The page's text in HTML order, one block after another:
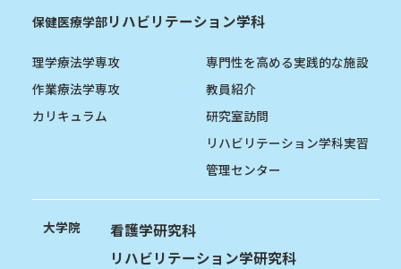
保健医療学部リハビリテーション学科
理学療法学専攻
作業療法学専攻
カリキュラム
専門性を高める実践的な施設
教員紹介
研究室訪問
リハビリテーション学科実習
管理センター
大学院
看護学研究科
リハビリテーション学研究科